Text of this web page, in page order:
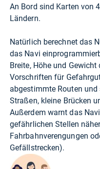
An Bord sind Karten von
Ländern.
Natürlich berechnet das
das Navi
Breite, Höhe und
Vorschriften für
abgestimmte Routen
Straßen, kleine Brücken
Außerdem warnt das
gefährlichen Stellen
Fahrbahnverengungen
Gefällstrecken).